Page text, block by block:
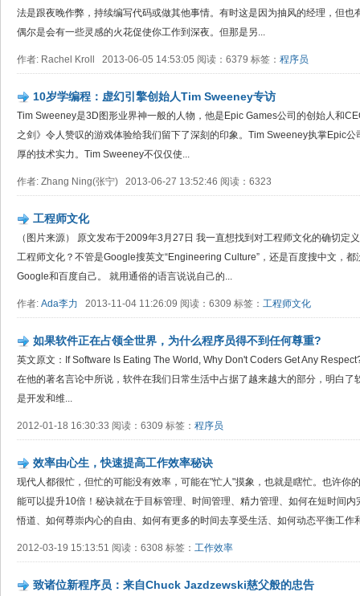
法是跟夜晚作弊，持续编写代码或做其他事情。有时这是因为抽风的经理，但也
偶尔是会有一些灵感的火花促使你工作到深夜。但那是另...
作者: Rachel Kroll 2013-06-05 14:53:05 阅读：6379 标签： 程序员
10岁学编程：虚幻引擎创始人Tim Sweeney专访
Tim Sweeney是3D图形业界神一般的人物，他是Epic Games公司的创始人和
之剑》令人赞叹的游戏体验给我们留下了深刻的印象。Tim Sweeney执掌Epic
厚的技术实力。Tim Sweeney不仅仅使...
作者: Zhang Ning(张宁) 2013-06-27 13:52:46 阅读：6323
工程师文化
（图片来源） 原文发布于2009年3月27日 我一直想找到对工程师文化的确切定
工程师文化？不管是Google搜英文“Engineering Culture”，还是百度搜中文，
Google和百度自己。 就用通俗的语言说说自己的...
作者: Ada李力 2013-11-04 11:26:09 阅读：6309 标签： 工程师文化
如果软件正在占领全世界，为什么程序员得不到任何尊重?
英文原文：If Software Is Eating The World, Why Don't Coders Get Any
在他的著名言论中所说，软件在我们日常生活中占据了越来越大的部分，明白
是开发和维...
2012-01-18 16:30:33 阅读：6309 标签： 程序员
效率由心生，快速提高工作效率秘诀
现代人都很忙，但忙的可能没有效率，可能在"忙人"摸象，也就是瞎忙。也许你
能可以提升10倍！秘诀就在于目标管理、时间管理、精力管理、如何在短时间
悟道、如何尊崇内心的自由、如何有更多的时间去享受生活、如何动态平衡工作
2012-03-19 15:13:51 阅读：6308 标签： 工作效率
致诸位新程序员：来自Chuck Jazdzewski慈父般的忠告